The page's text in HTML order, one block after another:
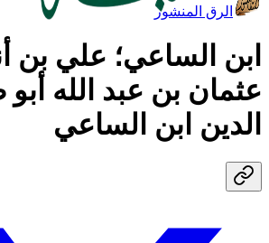
الرق المنشور
ابن الساعي؛ علي بن
عثمان بن عبد الله
الدين ابن الساعي